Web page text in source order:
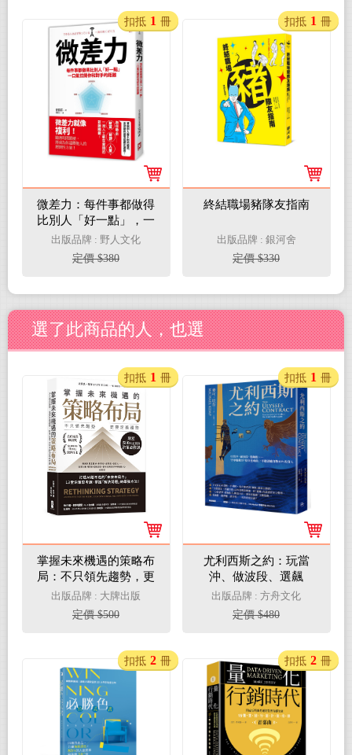
微差力：每件事都做得
比別人「好一點」，一
口氣拉開你和對手的距
離
出版品牌 : 野人文化
定價 $380
扣抵 1 冊
終結職場豬隊友指南
出版品牌 : 銀河舍
定價 $330
扣抵 1 冊
選了此商品的人，也選
掌握未來機遇的策略布
局：不只領先趨勢，更
要定義趨勢，財星500
大企業的決策必修課
出版品牌 : 大牌出版
定價 $500
扣抵 1 冊
尤利西斯之約：玩當
沖、做波段、選飆
股……害你賠錢的「股
市迷魂曲」，不聽就能
打敗80%投資人
出版品牌 : 方舟文化
定價 $480
扣抵 1 冊
扣抵 2 冊 扣抵 2 冊